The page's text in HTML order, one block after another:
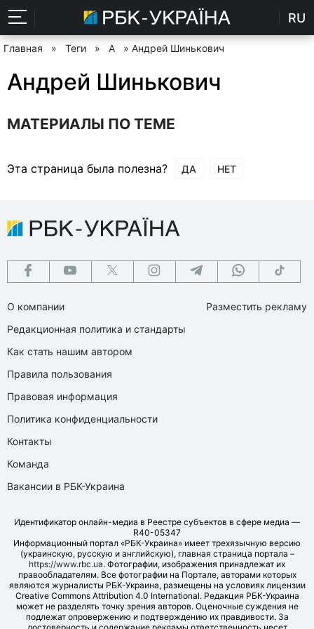
RU
Главная » Теги » А » Андрей Шинькович
Андрей Шинькович
МАТЕРИАЛЫ ПО ТЕМЕ
Эта страница была полезна? ДА НЕТ
О компании
Редакционная политика и стандарты
Как стать нашим автором
Правила пользования
Правовая информация
Политика конфиденциальности
Контакты
Команда
Вакансии в РБК-Украина
Разместить рекламу
Идентификатор онлайн-медиа в Реестре субъектов в сфере медиа —
R40-05347
Информационный портал «РБК-Украина» имеет трехязычную версию
(украинскую, русскую и английскую), главная страница портала –
https://www.rbc.ua. Фотографии, изображения принадлежат их
правообладателям. Все фотографии на Портале, авторами которых
являются журналисты РБК-Украина, размещены на условиях лицензии
Creative Commons Attribution 4.0 International. Редакция РБК-Украина
может не разделять точку зрения авторов. Оценочные суждения не
подлежат опровержению и подтверждению их правдивости. За